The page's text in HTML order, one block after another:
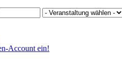
Account ein!